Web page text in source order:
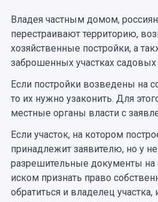
Владея частным домом,
перестраивают территорию,
хозяйственные постройки, а
заброшенных участках
Если постройки возведены на
то их нужно узаконить. Для
местные органы власти с
Если участок, на котором
принадлежит заявителю, но у
разрешительные документы на
иском признать право
обратиться и владелец